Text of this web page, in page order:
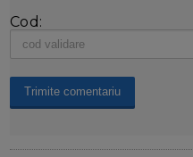
Cod: